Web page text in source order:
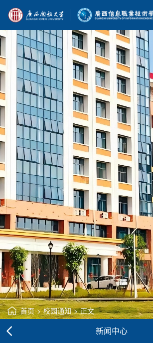
首页 > 校园通知 > 正文
新闻中心